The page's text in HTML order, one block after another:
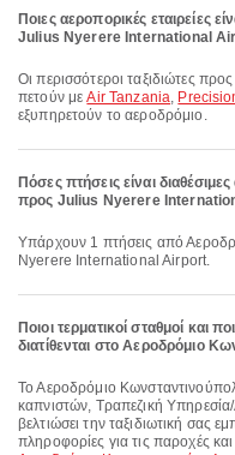
Ποιες αεροπορικές εταιρείες
Julius Nyerere International
Οι περισσότεροι ταξιδιώτες προς το Julius Nyerere International Airport
πετούν μεAir Tanzania,
εξυπηρετούν το αεροδρόμιο.
Πόσες πτήσεις είναι
προς Julius Nyerere
Υπάρχουν 1 πτήσεις από Αεροδρόμιο Κωνσταντινούπολης προς Julius
Nyerere International Airport.
Ποιοι τερματικοί σταθμοί και
διατίθενται στο Αεροδρόμιο
Το Αεροδρόμιο Κωνσταντινούπολης προσφέρει Αίθουσα προσευχής, Χώρος
καπνιστών, Τραπεζική
βελτιώσει την ταξιδιωτική σας
πληροφορίες για τις παροχές